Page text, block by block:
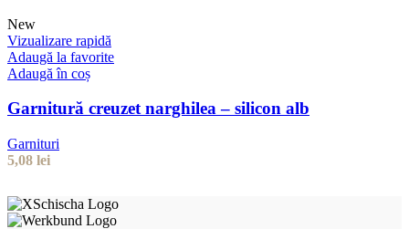
New
Vizualizare rapidă
Adaugă la favorite
Adaugă în coș
Garnitură creuzet narghilea – silicon alb
Garnituri
5,08 lei